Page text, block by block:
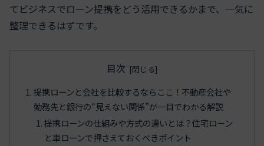
てビジネスでローン提携をどう活用できるかまで、一気に
整理できるはずです。
目次
提携ローンと会社を比較するならここ！不動産会社や
勤務先と銀行の“見えない関係”が一目でわかる解説
提携ローンの仕組みや方式の違いとは？住宅ローン
と車ローンで押さえておくべきポイント